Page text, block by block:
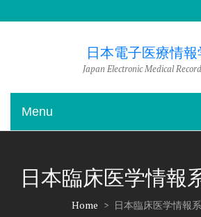
to
日本電子医療情
Japan Electronic Medical
Menu
日本臨床医学情報
Home > 日本臨床医学情報